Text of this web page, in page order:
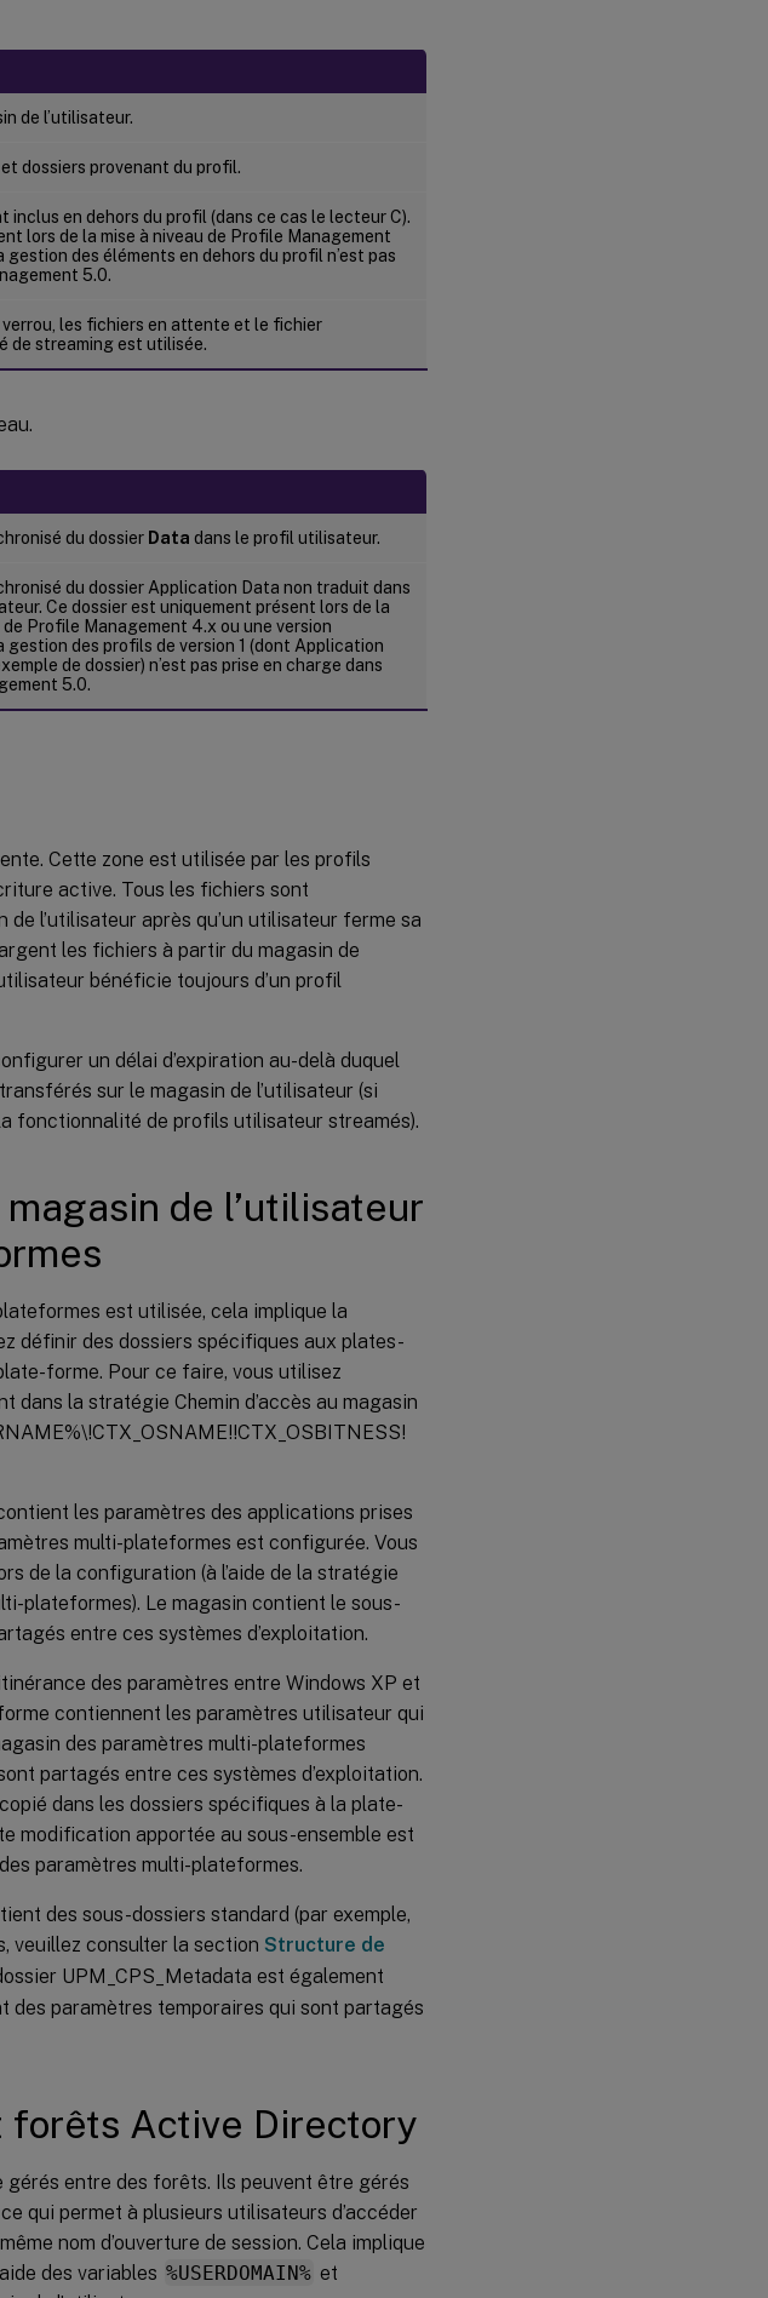
de l’utilisateur.
dossiers provenant du profil.
en dehors du profil (dans ce cas le lecteur C).
lors de la mise à niveau de Profile Management
des éléments en dehors du profil n’est pas
5.0.
les fichiers en attente et le fichier
de streaming est utilisée.
du dossier Data dans le profil utilisateur.
du dossier Application Data non traduit dans
Ce dossier est uniquement présent lors de la
de Profile Management 4.x ou une version
gestion des profils de version 1 (dont Application
de dossier) n’est pas prise en charge dans
5.0.
Cette zone est utilisée par les profils
active. Tous les fichiers sont
de l’utilisateur après qu’un utilisateur ferme sa
les fichiers à partir du magasin de
bénéficie toujours d’un profil
un délai d’expiration au-delà duquel
sur le magasin de l’utilisateur (si
fonctionnalité de profils utilisateur streamés).
de l’utilisateur
est utilisée, cela implique la
définir des dossiers spécifiques aux plates-
forme. Pour ce faire, vous utilisez
dans la stratégie Chemin d’accès au magasin
les paramètres des applications prises
multi-plateformes est configurée. Vous
de la configuration (à l’aide de la stratégie
plateformes). Le magasin contient le sous-
entre ces systèmes d’exploitation.
des paramètres entre Windows XP et
contiennent les paramètres utilisateur qui
des paramètres multi-plateformes
partagés entre ces systèmes d’exploitation.
dans les dossiers spécifiques à la plate-
modification apportée au sous-ensemble est
paramètres multi-plateformes.
des sous-dossiers standard (par exemple,
veuillez consulter la section Structure de
UPM_CPS_Metadata est également
des paramètres temporaires qui sont partagés
forêts Active Directory
entre des forêts. Ils peuvent être gérés
qui permet à plusieurs utilisateurs d’accéder
nom d’ouverture de session. Cela implique
des variables %USERDOMAIN% et